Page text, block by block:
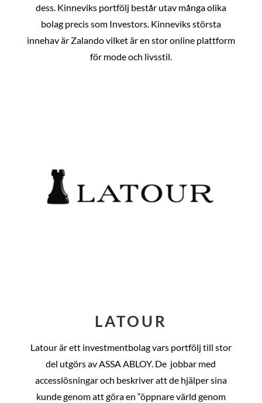
dess. Kinneviks portfölj består utav många olika
bolag precis som Investors. Kinneviks största
innehav är Zalando vilket är en stor online plattform
för mode och livsstil.
LATOUR
Latour är ett investmentbolag vars portfölj till stor
del utgörs av ASSA ABLOY. De jobbar med
accesslösningar och beskriver att de hjälper sina
kunde genom att göra en “öppnare värld genom